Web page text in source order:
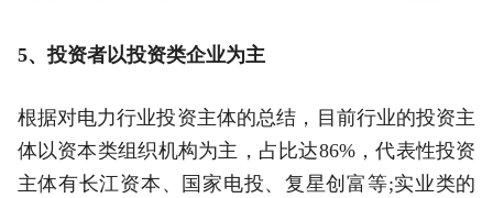
5、投资者以投资类企业为主
根据对电力行业投资主体的总结，目前行业的投资主
体以资本类组织机构为主，占比达86%，代表性投资
主体有长江资本、国家电投、复星创富等;实业类的